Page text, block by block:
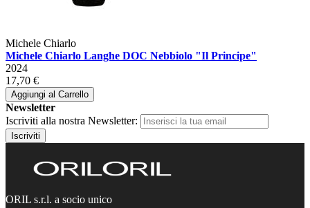
Michele Chiarlo
Michele Chiarlo Langhe DOC Nebbiolo "Il Principe"
2024
17,70 €
Aggiungi al Carrello
Newsletter
Iscriviti alla nostra Newsletter:
Iscriviti
ORIL s.r.l. a socio unico